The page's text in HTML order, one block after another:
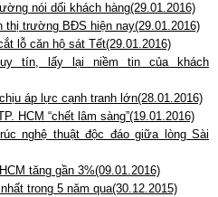
nói dối khách hàng(29.01.2016)
thị trường BĐS hiện nay(29.01.2016)
lỗ căn hộ sát Tết(29.01.2016)
tín, lấy lại niềm tin của khách
áp lực cạnh tranh lớn(28.01.2016)
HCM “chết lâm sàng”(19.01.2016)
nghệ thuật độc đáo giữa lòng Sài
tăng gần 3%(09.01.2016)
trong 5 năm qua(30.12.2015)